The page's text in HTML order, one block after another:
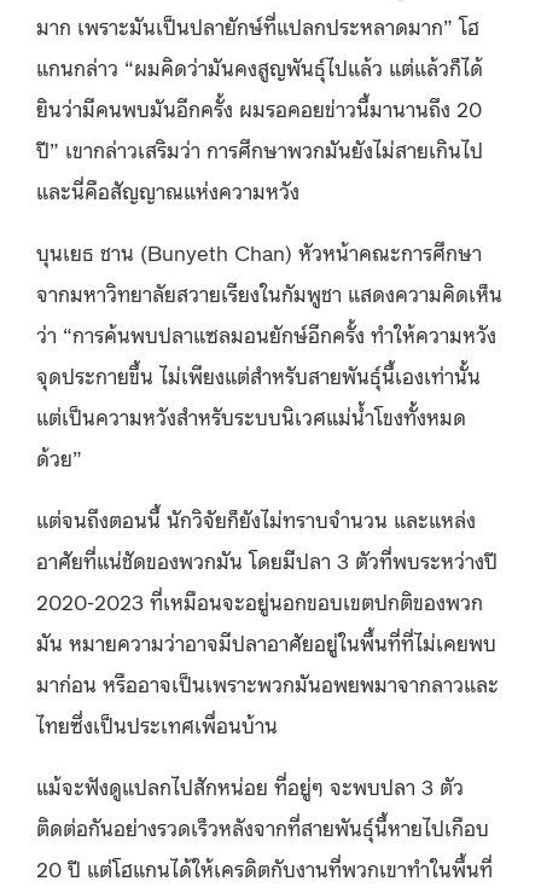
มาก เพราะมันเป็นปลายักษ์ที่แปลกประหลาดมาก” โฮ
แกนกล่าว “ผมคิดว่ามันคงสูญพันธุ์ไปแล้ว แต่แล้วก็ได้
ยินว่ามีคนพบมันอีกครั้ง ผมรอคอยข่าวนี้มานานถึง 20
ปี” เขากล่าวเสริมว่า การศึกษาพวกมันยังไม่สายเกินไป
และนี่คือสัญญาณแห่งความหวัง
บุนเยธ ชาน (Bunyeth Chan) หัวหน้าคณะการศึกษา
จากมหาวิทยาลัยสวายเรียงในกัมพูชา แสดงความคิดเห็น
ว่า “การค้นพบปลาแซลมอนยักษ์อีกครั้ง ทำให้ความหวัง
จุดประกายขึ้น ไม่เพียงแต่สำหรับสายพันธุ์นี้เองเท่านั้น
แต่เป็นความหวังสำหรับระบบนิเวศแม่น้ำโขงทั้งหมด
ด้วย”
แต่จนถึงตอนนี้ นักวิจัยก็ยังไม่ทราบจำนวน และแหล่ง
อาศัยที่แน่ชัดของพวกมัน โดยมีปลา 3 ตัวที่พบระหว่างปี
2020-2023 ที่เหมือนจะอยู่นอกขอบเขตปกติของพวก
มัน หมายความว่าอาจมีปลาอาศัยอยู่ในพื้นที่ที่ไม่เคยพบ
มาก่อน หรืออาจเป็นเพราะพวกมันอพยพมาจากลาวและ
ไทยซึ่งเป็นประเทศเพื่อนบ้าน
แม้จะฟังดูแปลกไปสักหน่อย ที่อยู่ๆ จะพบปลา 3 ตัว
ติดต่อกันอย่างรวดเร็วหลังจากที่สายพันธุ์นี้หายไปเกือบ
20 ปี แต่โฮแกนได้ให้เครดิตกับงานที่พวกเขาทำในพื้นที่